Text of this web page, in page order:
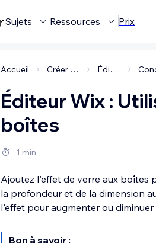
Sujets Ressources Prix
Accueil Créer votre site Éditeur Wix
Éditeur Wix :
boîtes
1 min
Ajoutez l'effet de verre aux boîtes
la profondeur et de la dimension
l'effet pour augmenter ou diminuer
Bon à savoir :